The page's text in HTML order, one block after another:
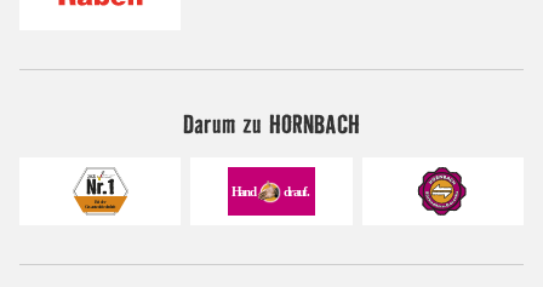
Darum zu HORNBACH